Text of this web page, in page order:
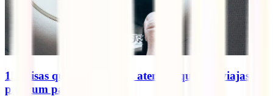
15 coisas que deves ter em atenção quando viajas
para um país novo